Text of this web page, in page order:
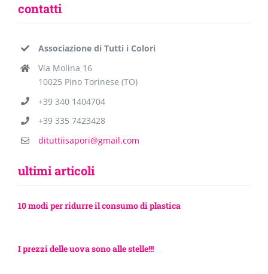
contatti
Associazione di Tutti i Colori
Via Molina 16
10025 Pino Torinese (TO)
+39 340 1404704
+39 335 7423428
dituttiisapori@gmail.com
ultimi articoli
10 modi per ridurre il consumo di plastica
I prezzi delle uova sono alle stelle!!!